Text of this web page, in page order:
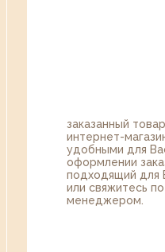
заказанный
интернет-
удобными для
оформлении
подходящий для
или свяжитесь
менеджером.